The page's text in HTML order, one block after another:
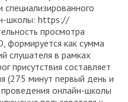
специализированного
школы: https://
просмотра
формируется как сумма
слушателя в рамках
присутствия составляет
(275 минут первый день и
онлайн-школы